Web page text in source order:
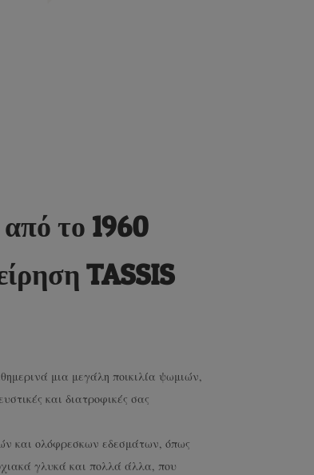
το 1960
TASSIS
μια μεγάλη ποικιλία ψωμιών,
και διατροφικές σας
και ολόφρεσκων εδεσμάτων, όπως
γλυκά και πολλά άλλα, που